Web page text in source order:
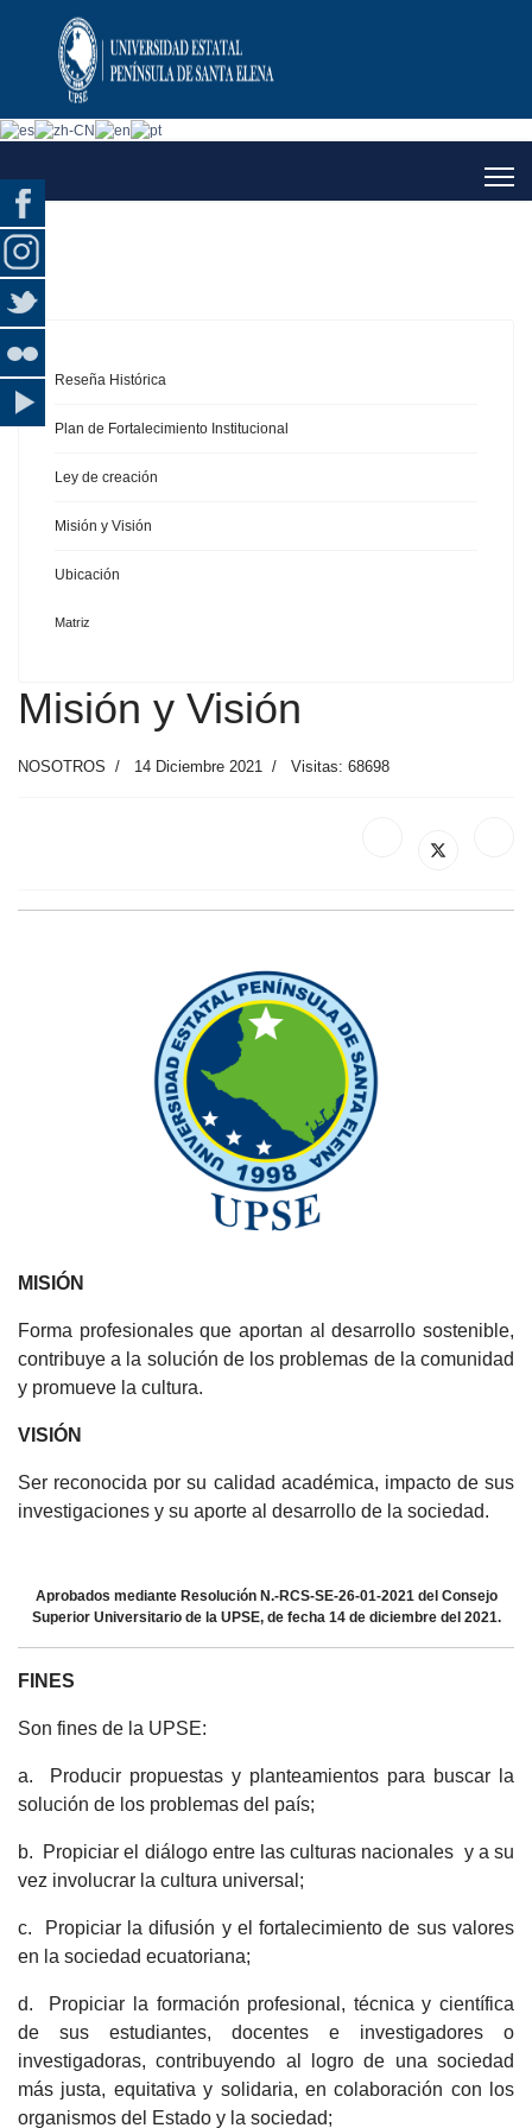
Reseña Histórica
Plan de Fortalecimiento Institucional
Ley de creación
Misión y Visión
Ubicación
Matriz
Misión y Visión
NOSOTROS 14 Diciembre 2021 Visitas: 68698
MISIÓN
Forma profesionales que aportan al desarrollo sostenible,
contribuye a la solución de los problemas de la comunidad
y promueve la cultura.
VISIÓN
Ser reconocida por su calidad académica, impacto de sus
investigaciones y su aporte al desarrollo de la sociedad.
Aprobados mediante Resolución N.-RCS-SE-26-01-2021 del Consejo
Superior Universitario de la UPSE, de fecha 14 de diciembre del 2021.
FINES
Son fines de la UPSE:
a. Producir propuestas y planteamientos para buscar la
solución de los problemas del país;
b. Propiciar el diálogo entre las culturas nacionales y a su
vez involucrar la cultura universal;
c. Propiciar la difusión y el fortalecimiento de sus valores
en la sociedad ecuatoriana;
d. Propiciar la formación profesional, técnica y científica
de sus estudiantes, docentes e investigadores o
investigadoras, contribuyendo al logro de una sociedad
más justa, equitativa y solidaria, en colaboración con los
organismos del Estado y la sociedad;